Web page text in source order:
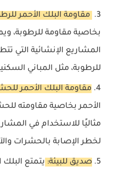
مقاومة البلك الأحمر
بخاصية مقاومة للرطوبة،
المشاريع الإنشائية التي
للرطوبة، مثل المباني
مقاومة البلك الأحمر
الأحمر بخاصية مقاومته
مثاليًا للاستخدام في
لخطر الإصابة بالحشرات
صديق للبيئة: يتمتع